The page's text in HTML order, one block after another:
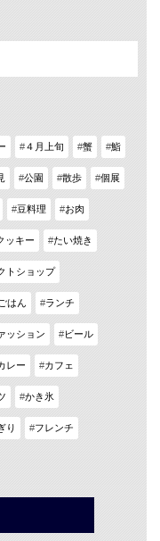
４月上旬 蟹 鮨
公園 散歩 個展
豆料理 お肉
ッキー たい焼き
トショップ
はん ランチ
ッション ビール
レー カフェ
かき氷
り フレンチ